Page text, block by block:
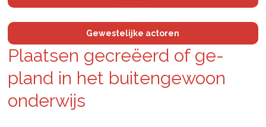
Gewestelijke actoren
Plaat­sen gecreëerd of ge­
pland in het bui­ten­ge­woon
on­der­wijs